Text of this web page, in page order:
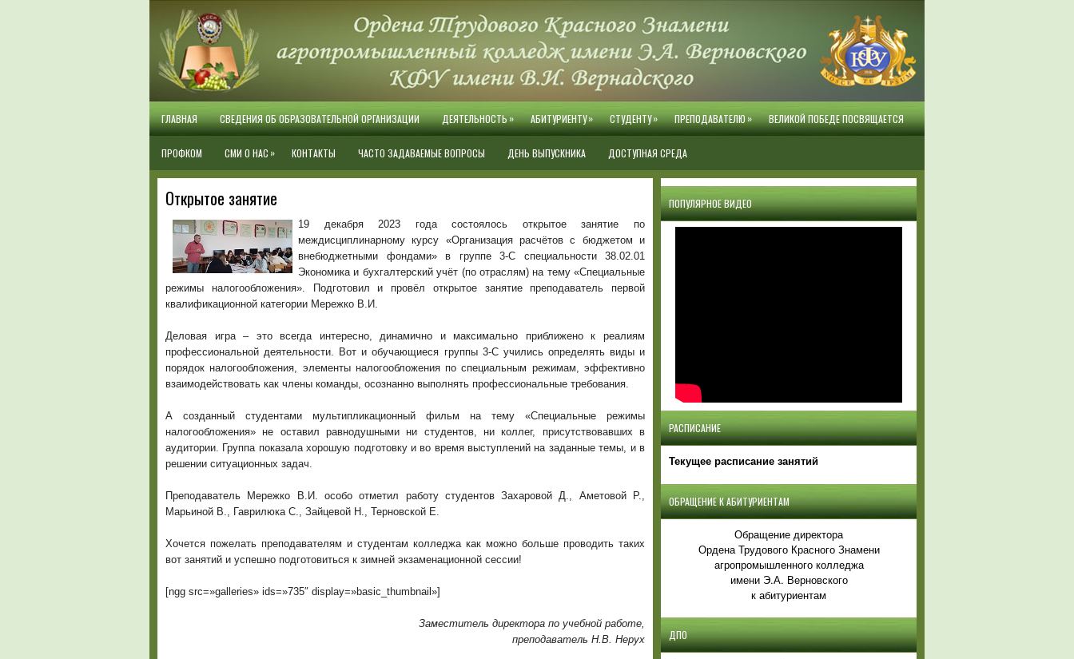
ГЛАВНАЯ СВЕДЕНИЯ ОБ ОБРАЗОВАТЕЛЬНОЙ ОРГАНИЗАЦИИ ДЕЯТЕЛЬНОСТЬ» АБИТУРИЕНТУ» СТУДЕНТУ» ПРЕПОДАВАТЕЛЮ» ВЕЛИКОЙ ПОБЕДЕ ПОСВЯЩАЕТСЯ
ПРОФКОМ СМИ О НАС » КОНТАКТЫ ЧАСТО ЗАДАВАЕМЫЕ ВОПРОСЫ ДЕНЬ ВЫПУСКНИКА ДОСТУПНАЯ СРЕДА
Открытое занятие
19 декабря 2023 года состоялось открытое занятие по
междисциплинарному курсу «Организация расчётов с бюджетом и
внебюджетными фондами» в группе 3-С специальности 38.02.01
Экономика и бухгалтерский учёт (по отраслям)на тему «Специальные
режимы налогообложения». Подготовил и провёл открытое занятие преподаватель первой
квалификационной категории Мережко В.И.
Деловая игра – это всегда интересно, динамично и максимально приближено к реалиям
профессиональной деятельности. Вот и обучающиеся группы 3-С учились определять виды и
порядок налогообложения, элементы налогообложения по специальным режимам, эффективно
взаимодействовать как члены команды, осознанно выполнять профессиональные требования.
А созданный студентами мультипликационный фильм на тему «Специальные режимы
налогообложения» не оставил равнодушными ни студентов, ни коллег, присутствовавших в
аудитории. Группа показала хорошую подготовку и во время выступлений на заданные темы, и в
решении ситуационных задач.
Преподаватель Мережко В.И. особо отметил работу студентов Захаровой Д., Аметовой Р.,
Марьиной В., Гаврилюка С., Зайцевой Н., Терновской Е.
Хочется пожелать преподавателям и студентам колледжа как можно больше проводить таких
вот занятий и успешно подготовиться к зимней экзаменационной сессии!
[ngg src=»galleries» ids=»735″ display=»basic_thumbnail»]
Заместитель директора по учебной работе,
преподаватель Н.В. Нерух
ПОПУЛЯРНОЕ ВИДЕО
РАСПИСАНИЕ
Текущее расписание занятий
ОБРАЩЕНИЕ К АБИТУРИЕНТАМ
Обращение директора
Ордена Трудового Красного Знамени
агропромышленного колледжа
имени Э.А. Верновского
к абитуриентам
ДПО